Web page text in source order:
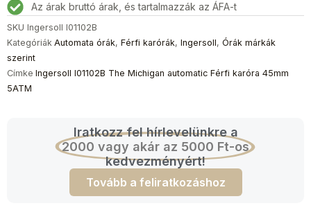
Az árak bruttó árak, és tartalmazzák az ÁFA-t
SKU Ingersoll I01102B
Kategóriák Automata órák, Férfi karórák, Ingersoll, Órák márkák
szerint
Címke Ingersoll I01102B The Michigan automatic Férfi karóra 45mm
5ATM
Iratkozz fel hírlevelünkre a
2000 vagy akár az 5000 Ft-os
kedvezményért!
Tovább a feliratkozáshoz